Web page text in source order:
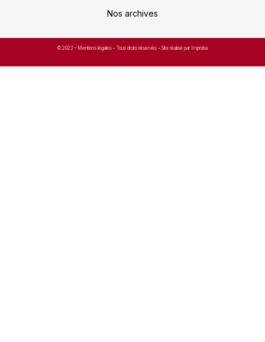
Nos archives
© 2023 – Mentions légales – Tous droits réservés – Site réalisé par Improba